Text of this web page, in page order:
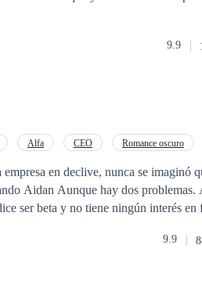
9.9
Alfa CEO Romance oscuro
en declive, nunca se imaginó
Ambos están
9.9